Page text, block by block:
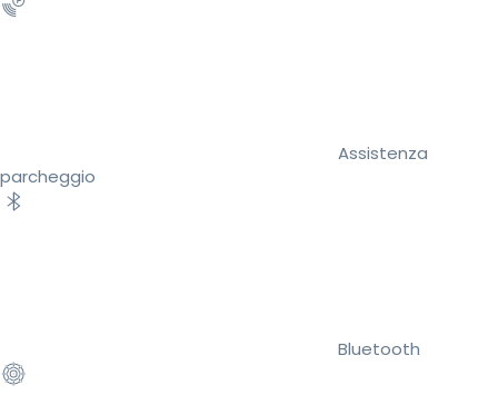
Assistenza
parcheggio
Bluetooth